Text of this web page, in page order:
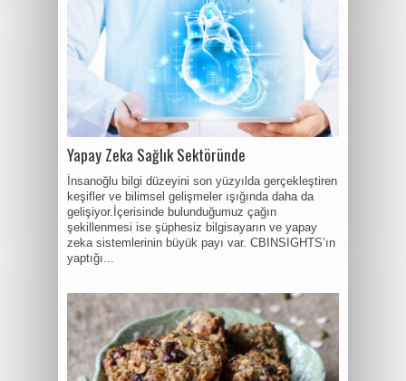
Yapay Zeka Sağlık Sektöründe
İnsanoğlu bilgi düzeyini son yüzyılda gerçekleştiren
keşifler ve bilimsel gelişmeler ışığında daha da
gelişiyor.İçerisinde bulunduğumuz çağın
şekillenmesi ise şüphesiz bilgisayarın ve yapay
zeka sistemlerinin büyük payı var. CBINSIGHTS’ın
yaptığı...